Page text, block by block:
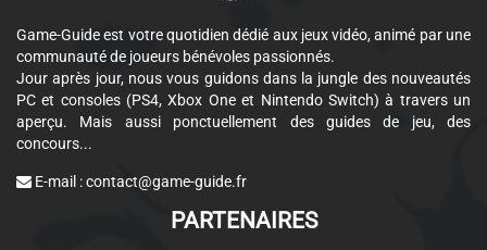
Game-Guide est votre quotidien dédié aux jeux vidéo, animé par une
communauté de joueurs bénévoles passionnés.
Jour après jour, nous vous guidons dans la jungle des nouveautés
PC et consoles (PS4, Xbox One et Nintendo Switch) à travers un
aperçu. Mais aussi ponctuellement des guides de jeu, des
concours...
E-mail :contact@game-guide.fr
PARTENAIRES